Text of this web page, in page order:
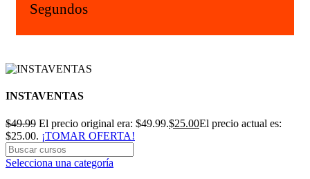
Segundos
INSTAVENTAS
$49.99 El precio original era: $49.99.$25.00El precio actual es:
$25.00. ¡TOMAR OFERTA!
Selecciona una categoría